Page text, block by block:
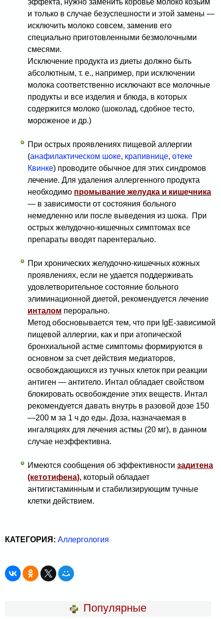
эффекта, нужно заменить коровье молоко козьим
и только в случае безуспешности и этой замены —
исклю­чить молоко совсем, заменив его
специально приготовлен­ными безмолочными
смесями.
Исключение продукта из диеты должно быть
абсолютным, т. е., например, при исключении
молока соответственно исключают все молочные
продукты и все изделия и блюда, в которых
содержится молоко (шоколад, сдобное тесто,
мороженое и др.)
При острых проявлениях пищевой аллергии
(анафилактическом шоке, крапивнице, отеке
Квинке) проводите обычное для этих синдромов
лечение. Для удаления аллергенного продукта
необходимо промывание желудка и кишечника
— в зависимости от состояния больного
немедленно или после выведения из шока. При
острых желудочно-кишечных симптомах все
препараты вводят парентерально.
При хронических желудочно-кишечных кожных
проявлениях, если не удается поддерживать
удовлетворительное состояние больного
элиминационной диетой, рекомендуется лечение
инталом перорально.
Метод обосновывается тем, что при IgE-зависимой
пищевой аллергии, как и при атопической
бронхиальной астме симптомы формируются в
основном за счет действия медиаторов,
освобождающихся из тучных клеток при реакции
антиген — антитело. Интал обладает свойством
блокировать освобождение этих веществ. Интал
рекомендуется давать внутрь в разовой дозе 150
—200 м за 1 ч до еды. Доза, назначаемая в
ингаляциях для лечения астмы (20 мг), в данном
случае неэффективна.
Имеются сообщения об эффективности задитена
(кетотифена), который обладает
антигистаминным и стабилизирующим тучные
клетки действием.
КАТЕГОРИЯ: Аллергология
Популярные